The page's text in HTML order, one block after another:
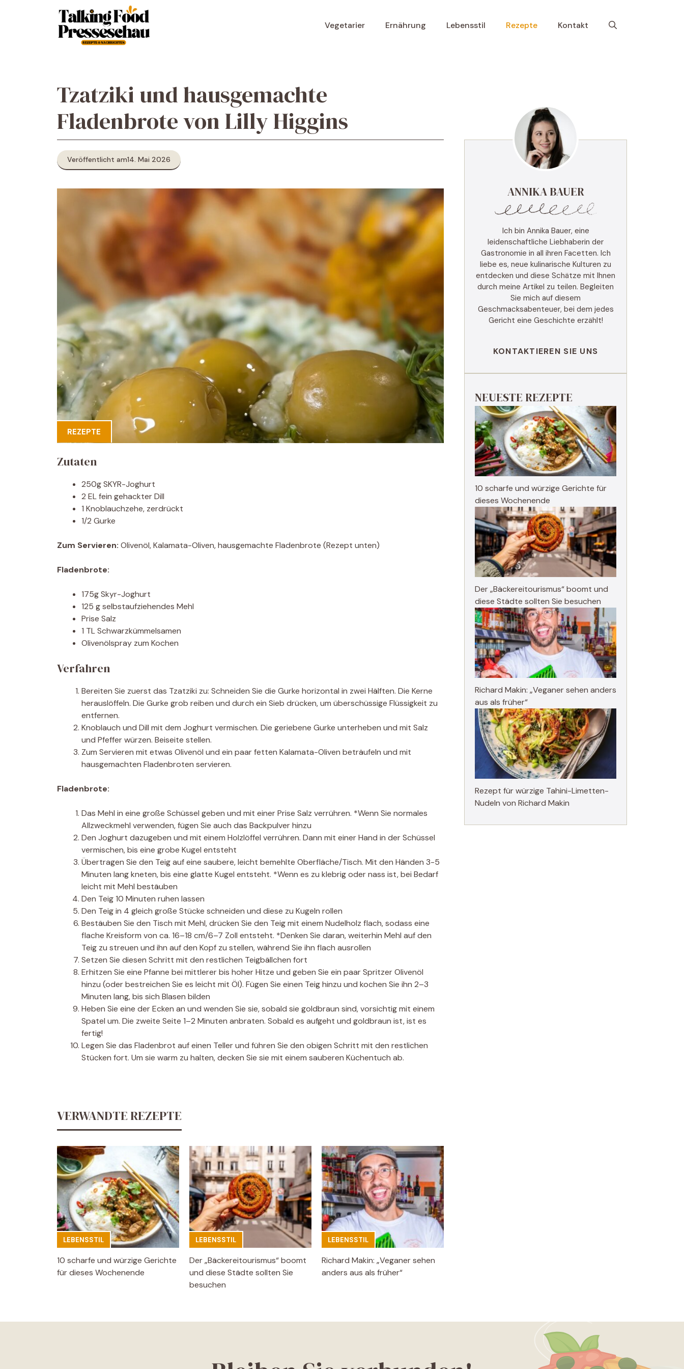
Vegetarier Ernährung Lebensstil Rezepte Kontakt
Tzatziki und hausgemachte
Fladenbrote von Lilly Higgins
Veröffentlicht am14. Mai 2026
REZEPTE
Zutaten
250g SKYR-Joghurt
2 EL fein gehackter Dill
1 Knoblauchzehe, zerdrückt
1/2 Gurke
Zum Servieren: Olivenöl, Kalamata-Oliven, hausgemachte Fladenbrote (Rezept unten)
Fladenbrote:
175g Skyr-Joghurt
125 g selbstaufziehendes Mehl
Prise Salz
1 TL Schwarzkümmelsamen
Olivenölspray zum Kochen
Verfahren
Bereiten Sie zuerst das Tzatziki zu: Schneiden Sie die Gurke horizontal in zwei Hälften. Die Kerne
herauslöffeln. Die Gurke grob reiben und durch ein Sieb drücken, um überschüssige Flüssigkeit zu
entfernen.
Knoblauch und Dill mit dem Joghurt vermischen. Die geriebene Gurke unterheben und mit Salz
und Pfeffer würzen. Beiseite stellen.
Zum Servieren mit etwas Olivenöl und ein paar fetten Kalamata-Oliven beträufeln und mit
hausgemachten Fladenbroten servieren.
Fladenbrote:
Das Mehl in eine große Schüssel geben und mit einer Prise Salz verrühren. *Wenn Sie normales
Allzweckmehl verwenden, fügen Sie auch das Backpulver hinzu
Den Joghurt dazugeben und mit einem Holzlöffel verrühren. Dann mit einer Hand in der Schüssel
vermischen, bis eine grobe Kugel entsteht
Übertragen Sie den Teig auf eine saubere, leicht bemehlte Oberfläche/Tisch. Mit den Händen 3-5
Minuten lang kneten, bis eine glatte Kugel entsteht. *Wenn es zu klebrig oder nass ist, bei Bedarf
leicht mit Mehl bestäuben
Den Teig 10 Minuten ruhen lassen
Den Teig in 4 gleich große Stücke schneiden und diese zu Kugeln rollen
Bestäuben Sie den Tisch mit Mehl, drücken Sie den Teig mit einem Nudelholz flach, sodass eine
flache Kreisform von ca. 16–18 cm/6–7 Zoll entsteht. *Denken Sie daran, weiterhin Mehl auf den
Teig zu streuen und ihn auf den Kopf zu stellen, während Sie ihn flach ausrollen
Setzen Sie diesen Schritt mit den restlichen Teigbällchen fort
Erhitzen Sie eine Pfanne bei mittlerer bis hoher Hitze und geben Sie ein paar Spritzer Olivenöl
hinzu (oder bestreichen Sie es leicht mit Öl). Fügen Sie einen Teig hinzu und kochen Sie ihn 2–3
Minuten lang, bis sich Blasen bilden
Heben Sie eine der Ecken an und wenden Sie sie, sobald sie goldbraun sind, vorsichtig mit einem
Spatel um. Die zweite Seite 1–2 Minuten anbraten. Sobald es aufgeht und goldbraun ist, ist es
fertig!
Legen Sie das Fladenbrot auf einen Teller und führen Sie den obigen Schritt mit den restlichen
Stücken fort. Um sie warm zu halten, decken Sie sie mit einem sauberen Küchentuch ab.
VERWANDTE REZEPTE
LEBENSSTIL
10 scharfe und würzige Gerichte
für dieses Wochenende
LEBENSSTIL
Der „Bäckereitourismus“ boomt
und diese Städte sollten Sie
besuchen
LEBENSSTIL
Richard Makin: „Veganer sehen
anders aus als früher“
ANNIKA BAUER
Ich bin Annika Bauer, eine
leidenschaftliche Liebhaberin der
Gastronomie in all ihren Facetten. Ich
liebe es, neue kulinarische Kulturen zu
entdecken und diese Schätze mit Ihnen
durch meine Artikel zu teilen. Begleiten
Sie mich auf diesem
Geschmacksabenteuer, bei dem jedes
Gericht eine Geschichte erzählt!
KONTAKTIEREN SIE UNS
NEUESTE REZEPTE
10 scharfe und würzige Gerichte für
dieses Wochenende
Der „Bäckereitourismus“ boomt und
diese Städte sollten Sie besuchen
Richard Makin: „Veganer sehen anders
aus als früher“
Rezept für würzige Tahini-Limetten-
Nudeln von Richard Makin